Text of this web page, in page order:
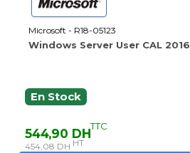
Microsoft - R18-05123
Windows Server User CAL 2016
En Stock
544,90 DHTTC
454,08 DH HT